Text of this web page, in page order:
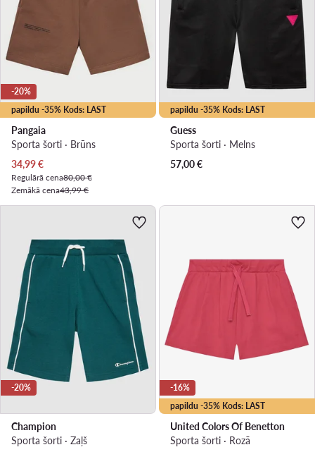
papildu -35% Kods: LAST
-20%
Pangaia
Sporta šorti · Brūns
Pašreizējā cena
34,99€
Regulārā cena80,00 €
Zemākā cena43,99 €
papildu -35% Kods: LAST
Guess
Sporta šorti · Melns
57,00€
-20%
Champion
Sporta šorti · Zaļš
papildu -35% Kods: LAST
-16%
United Colors Of Benetton
Sporta šorti · Rozā